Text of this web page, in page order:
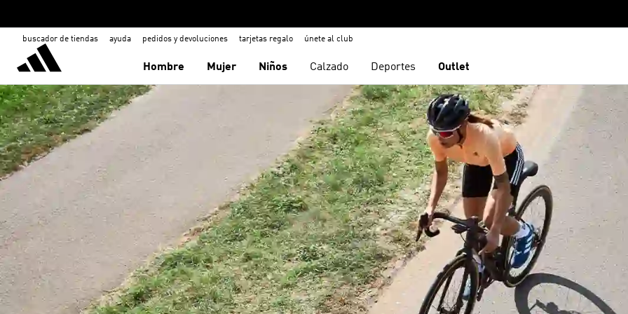
buscador de tiendas ayuda pedidos y devoluciones tarjetas regalo únete al club
Hombre Mujer Niños Calzado Deportes Outlet